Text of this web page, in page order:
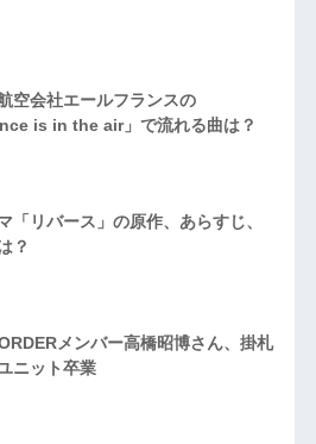
空会社エールフランスの
is in the air」で流れる曲は？
「リバース」の原作、あらすじ、
？
メンバー高橋昭博さん、掛札
ニット卒業